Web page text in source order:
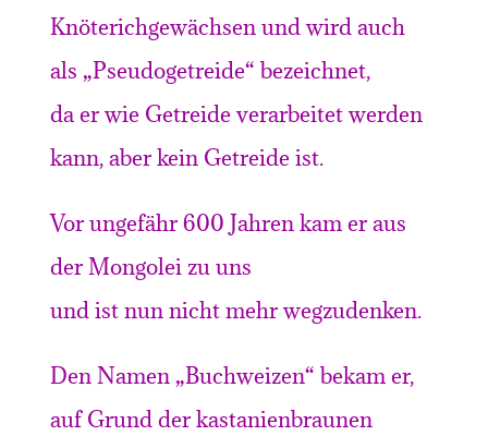
Knöterichgewächsen und wird auch
als „Pseudogetreide“ bezeichnet,
da er wie Getreide verarbeitet werden
kann, aber kein Getreide ist.
Vor ungefähr 600 Jahren kam er aus
der Mongolei zu uns
und ist nun nicht mehr wegzudenken.
Den Namen „Buchweizen“ bekam er,
auf Grund der kastanienbraunen